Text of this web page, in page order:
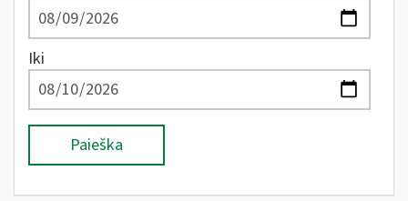
Iki
Paieška